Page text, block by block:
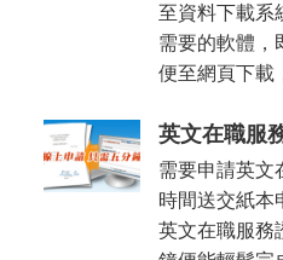
至資料下載
需要的軟體，
便至網頁下載
英文在職服
需要申請英文
時間送交紙本
英文在職服務